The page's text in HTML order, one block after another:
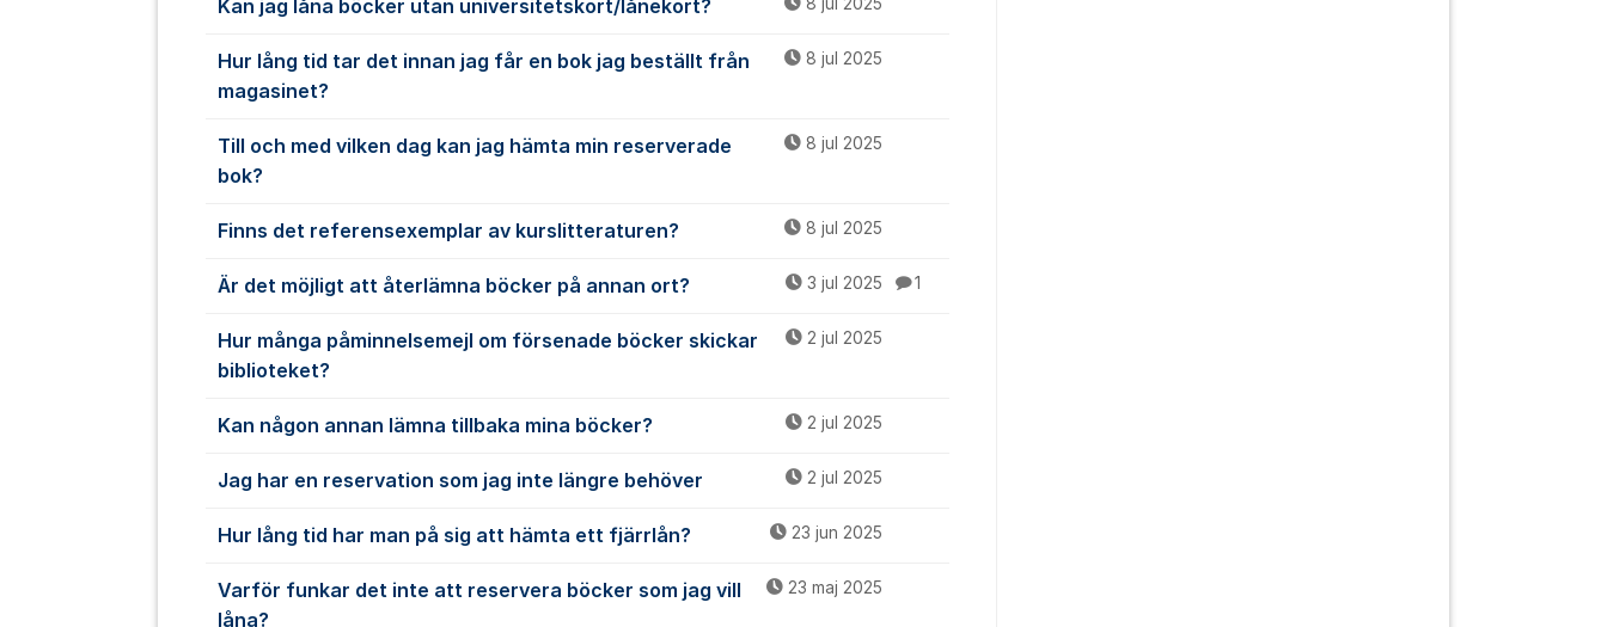
Kan jag låna böcker utan universitetskort/lånekort?
Hur lång tid tar det innan jag får en bok jag beställt från
magasinet?
8 jul 2025
Till och med vilken dag kan jag hämta min reserverade
bok?
8 jul 2025
Finns det referensexemplar av kurslitteraturen? 8 jul 2025
Är det möjligt att återlämna böcker på annan ort? 3 jul 2025 1
Hur många påminnelsemejl om försenade böcker skickar
biblioteket?
2 jul 2025
Kan någon annan lämna tillbaka mina böcker? 2 jul 2025
Jag har en reservation som jag inte längre behöver 2 jul 2025
Hur lång tid har man på sig att hämta ett fjärrlån? 23 jun 2025
Varför funkar det inte att reservera böcker som jag vill
låna?
23 maj 2025